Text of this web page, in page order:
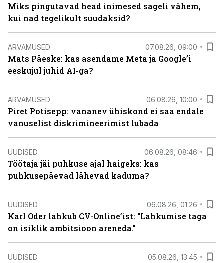
Miks pingutavad head inimesed sageli vähem,
kui nad tegelikult suudaksid?
ARVAMUSED 07.08.26, 09:00
Mats Päeske: kas asendame Meta ja Google’i
eeskujul juhid AI-ga?
ARVAMUSED 06.08.26, 10:00
Piret Potisepp: vananev ühiskond ei saa endale
vanuselist diskrimineerimist lubada
UUDISED 06.08.26, 08:46
Töötaja jäi puhkuse ajal haigeks: kas
puhkusepäevad lähevad kaduma?
UUDISED 06.08.26, 01:26
Karl Oder lahkub CV-Online’ist: “Lahkumise taga
on isiklik ambitsioon areneda.”
UUDISED 05.08.26, 13:45